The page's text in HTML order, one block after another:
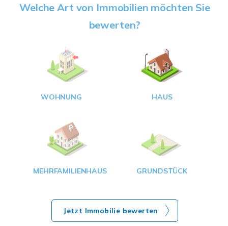
Welche Art von Immobilien möchten Sie
bewerten?
WOHNUNG HAUS
MEHRFAMILIENHAUS GRUNDSTÜCK
Jetzt Immobilie bewerten